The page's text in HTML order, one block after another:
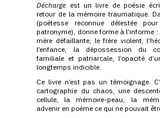
Décharge est un livre de poésie
retour de la mémoire traumatique.
(poétesse reconnue délestée
patronyme), donne forme à l’informe
mère défaillante, le frère violent,
l’enfance, la dépossession du
familiale et patriarcale, l’opacité
longtemps indicible.
Ce livre n’est pas un témoignage.
cartographie du chaos, une
cellule, la mémoire-peau, la
advenir en poème ce qui ne pouvait